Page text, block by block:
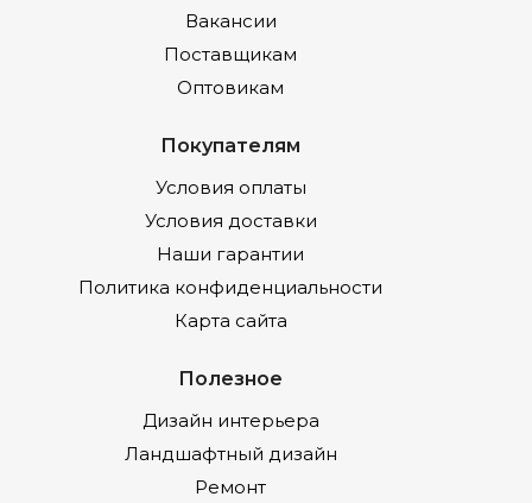
Вакансии
Поставщикам
Оптовикам
Покупателям
Условия оплаты
Условия доставки
Наши гарантии
Политика конфиденциальности
Карта сайта
Полезное
Дизайн интерьера
Ландшафтный дизайн
Ремонт